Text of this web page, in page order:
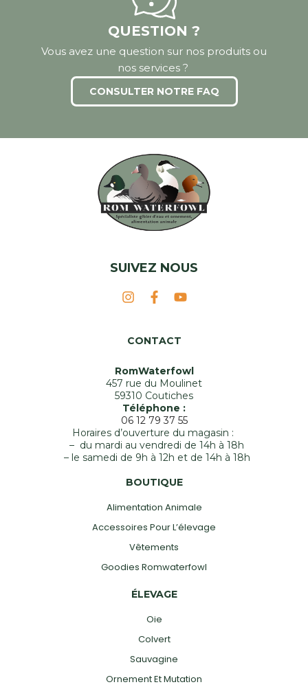
QUESTION ?
Vous avez une question sur nos produits ou
nos services ?
CONSULTER NOTRE FAQ
SUIVEZ NOUS
CONTACT
RomWaterfowl
457 rue du Moulinet
59310 Coutiches
Téléphone :
06 12 79 37 55
Horaires d’ouverture du magasin :
– du mardi au vendredi de 14h à 18h
– le samedi de 9h à 12h et de 14h à 18h
BOUTIQUE
Alimentation Animale
Accessoires Pour L’élevage
Vêtements
Goodies Romwaterfowl
ÉLEVAGE
Oie
Colvert
Sauvagine
Ornement Et Mutation